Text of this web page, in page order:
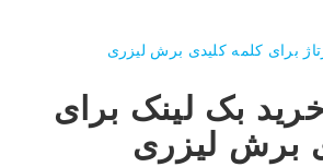
بک لینک برای
برش لیزری